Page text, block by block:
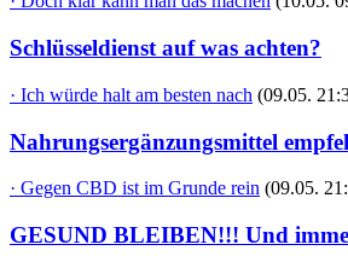
Schlüsseldienst auf was achten?
· Ich würde halt am besten nach (09.05.
Nahrungsergänzungsmittel
· Gegen CBD ist im Grunde rein (09.05.
GESUND BLEIBEN!!! Und